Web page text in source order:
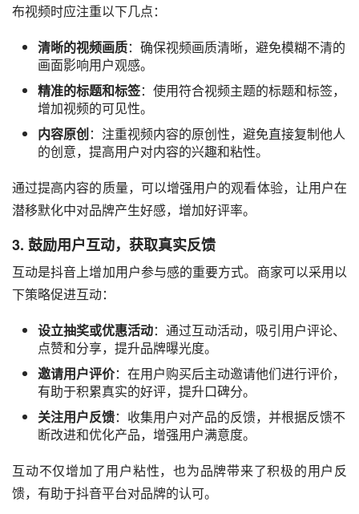
布视频时应注重以下几点：
清晰的视频画质：确保视频画质清晰，避免模糊不清的
画面影响用户观感。
精准的标题和标签：使用符合视频主题的标题和标签，
增加视频的可见性。
内容原创：注重视频内容的原创性，避免直接复制他人
的创意，提高用户对内容的兴趣和粘性。
通过提高内容的质量，可以增强用户的观看体验，让用户在
潜移默化中对品牌产生好感，增加好评率。
3. 鼓励用户互动，获取真实反馈
互动是抖音上增加用户参与感的重要方式。商家可以采用以
下策略促进互动：
设立抽奖或优惠活动：通过互动活动，吸引用户评论、
点赞和分享，提升品牌曝光度。
邀请用户评价：在用户购买后主动邀请他们进行评价，
有助于积累真实的好评，提升口碑分。
关注用户反馈：收集用户对产品的反馈，并根据反馈不
断改进和优化产品，增强用户满意度。
互动不仅增加了用户粘性，也为品牌带来了积极的用户反
馈，有助于抖音平台对品牌的认可。